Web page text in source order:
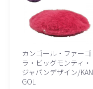
カンゴール・ファーゴ
ラ・ビッグモンティ・
ジャパンデザイン/KAN
GOL